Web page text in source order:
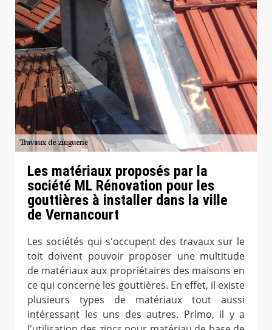
Les matériaux proposés par la
société ML Rénovation pour les
gouttières à installer dans la ville
de Vernancourt
Les sociétés qui s'occupent des travaux sur le
toit doivent pouvoir proposer une multitude
de matériaux aux propriétaires des maisons en
ce qui concerne les gouttières. En effet, il existe
plusieurs types de matériaux tout aussi
intéressant les uns des autres. Primo, il y a